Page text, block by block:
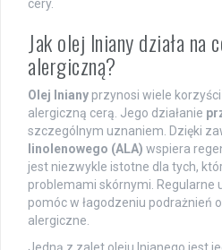
cery.
Jak olej lniany działa na
alergiczną?
Olej lniany przynosi wiele
alergiczną cerą. Jego działanie
szczególnym uznaniem. Dzięki
linolenowego (ALA) wspiera
jest niezwykle istotne dla tych,
problemami skórnymi. Regularne
pomóc w łagodzeniu podrażnień
alergiczne.
Jedną z zalet oleju lnianego jest